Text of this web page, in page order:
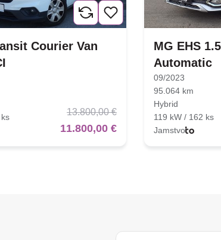
Courier Van
13.800,00 €
11.800,00 €
MG EHS
Automatic
09/2023
95.064 km
Hybrid
119 kW / 162 ks
Jamstvo